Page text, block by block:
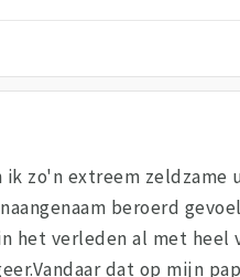
ik zo'n extreem
beroerd
het verleden al met heel
dat op mijn